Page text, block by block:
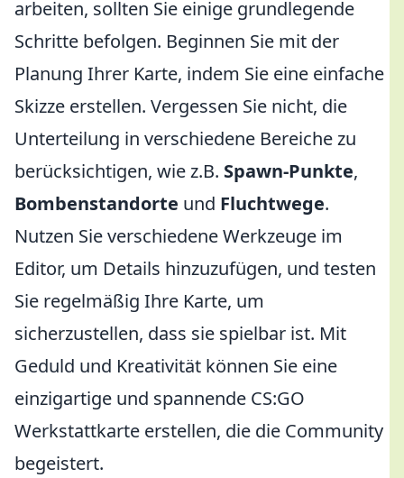
arbeiten, sollten Sie einige grundlegende
Schritte befolgen. Beginnen Sie mit der
Planung Ihrer Karte, indem Sie eine einfache
Skizze erstellen. Vergessen Sie nicht, die
Unterteilung in verschiedene Bereiche zu
berücksichtigen, wie z.B. Spawn-Punkte,
Bombenstandorte und Fluchtwege.
Nutzen Sie verschiedene Werkzeuge im
Editor, um Details hinzuzufügen, und testen
Sie regelmäßig Ihre Karte, um
sicherzustellen, dass sie spielbar ist. Mit
Geduld und Kreativität können Sie eine
einzigartige und spannende CS:GO
Werkstattkarte erstellen, die die Community
begeistert.